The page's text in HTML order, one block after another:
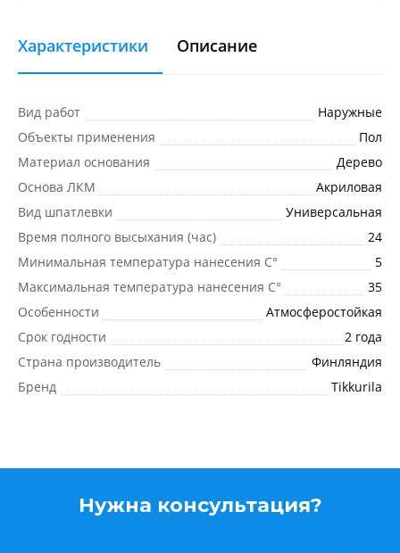
Характеристики Описание
Вид работ
Наружные
Объекты применения
Пол
Материал основания
Дерево
Основа ЛКМ
Акриловая
Вид шпатлевки
Универсальная
Время полного высыхания (час)
24
Минимальная температура нанесения C°
5
Максимальная температура нанесения C°
35
Особенности
Атмосферостойкая
Срок годности
2 года
Страна производитель
Финляндия
Бренд
Tikkurila
Нужна консультация?